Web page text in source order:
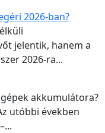
2026-ban?
jelentik, hanem a
2026-ra...
akkumulátora?
utóbbi években